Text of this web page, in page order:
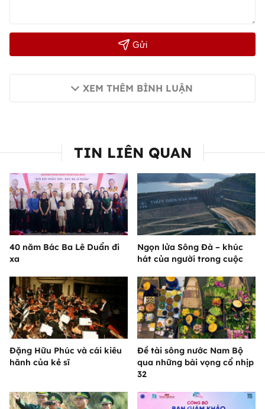
Gửi
XEM THÊM BÌNH LUẬN
TIN LIÊN QUAN
40 năm Bác Ba Lê Duẩn đi
xa
Ngọn lửa Sông Đà – khúc
hát của người trong cuộc
Đặng Hữu Phúc và cái kiêu
hãnh của kẻ sĩ
Đề tài sông nước Nam Bộ
qua những bài vọng cổ nhịp
32